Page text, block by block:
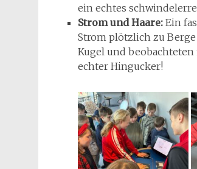
ein echtes
Strom und Haare: Ein
Strom plötzlich zu
Kugel und
echter Hingucker!